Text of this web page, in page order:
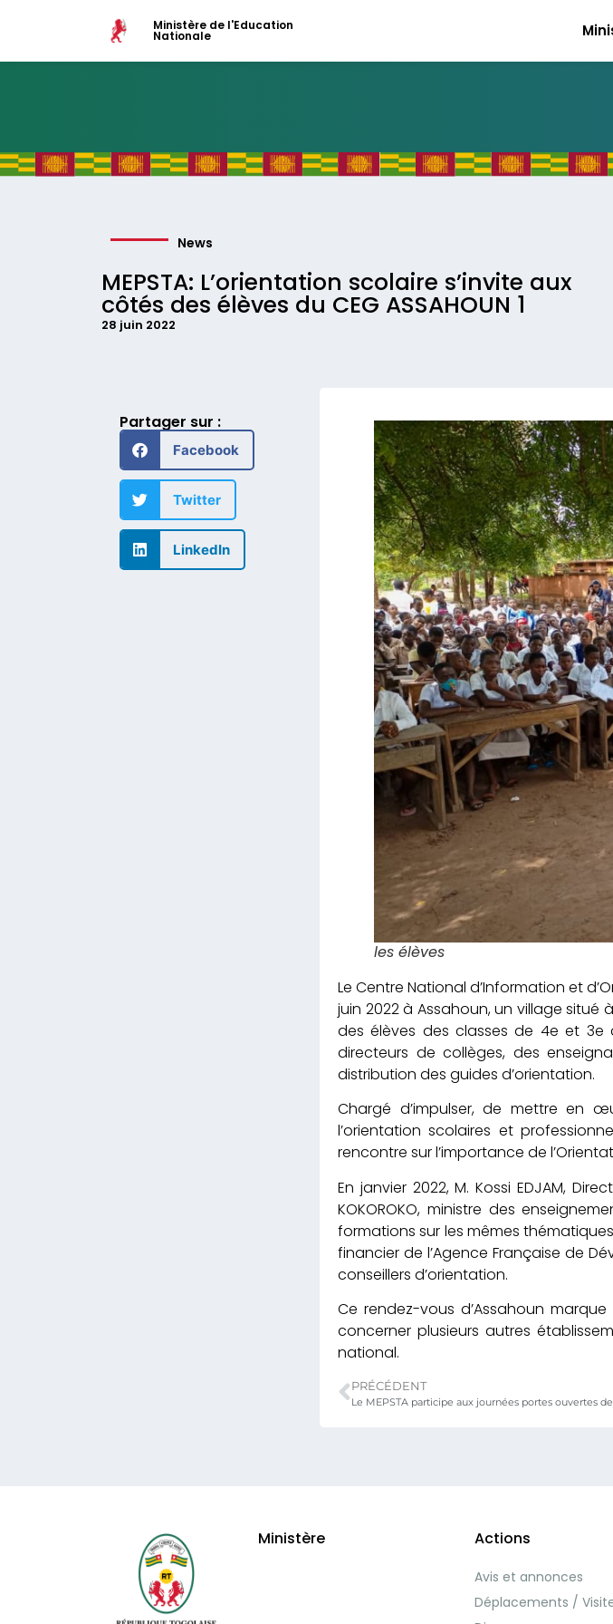
Ministère de l'Education
Nationale
News
MEPSTA: L’orientation scolaire s’invite aux
côtés des élèves du CEG ASSAHOUN 1
28 juin 2022
Partager sur :
Facebook
Twitter
LinkedIn
les élèves
Le Centre National d’Information et
juin 2022 à Assahoun, un village situé
des élèves des classes de 4e et 3e
directeurs de collèges, des
distribution des guides d’orientation.
Chargé d’impulser, de mettre en
l’orientation scolaires et
rencontre sur l’importance de
En janvier 2022, M. Kossi EDJAM,
KOKOROKO, ministre des
formations sur les mêmes
financier de l’Agence Française de
conseillers d’orientation.
Ce rendez-vous d’Assahoun
concerner plusieurs autres
national.
PRÉCÉDENT
Le MEPSTA participe aux journées portes ouvertes
Ministère Actions
Avis et annonces
Déplacements /